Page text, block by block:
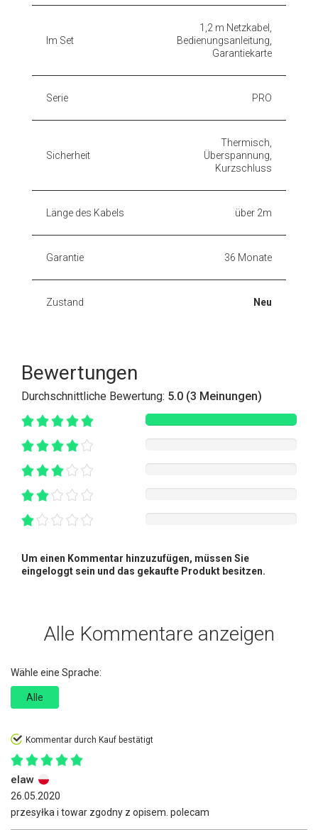
Im Set
1,2 m Netzkabel,
Bedienungsanleitung,
Garantiekarte
Serie PRO
Sicherheit
Thermisch,
Überspannung,
Kurzschluss
Länge des Kabels über 2m
Garantie 36 Monate
Zustand Neu
Bewertungen
Durchschnittliche Bewertung: 5.0 (3 Meinungen)
Um einen Kommentar hinzuzufügen, müssen Sie
eingeloggt sein und das gekaufte Produkt besitzen.
Alle Kommentare anzeigen
Wähle eine Sprache:
Alle
Kommentar durch Kauf bestätigt
elaw
26.05.2020
przesyłka i towar zgodny z opisem. polecam